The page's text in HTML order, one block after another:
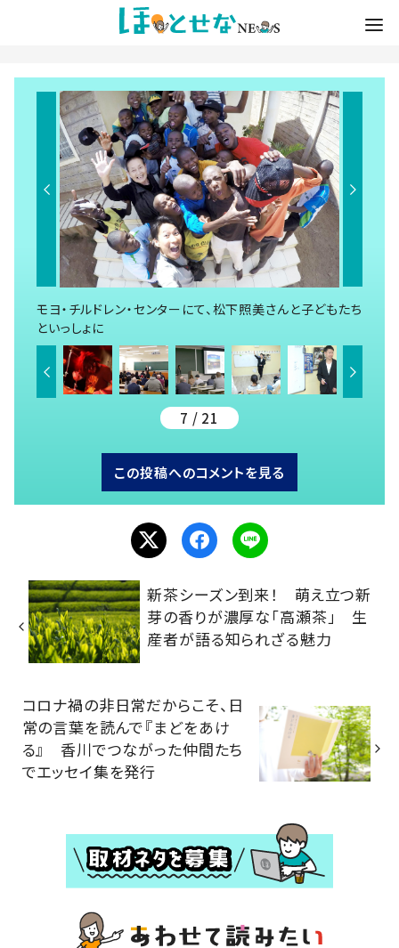
モヨ・チルドレン・センターにて、松下照美さんと子どもたち
といっしょに
7 / 21
この投稿へのコメントを見る
新茶シーズン到来！ 萌え立つ新
芽の香りが濃厚な「高瀬茶」 生
産者が語る知られざる魅力
コロナ禍の非日常だからこそ、日
常の言葉を読んで『まどをあけ
る』 香川でつながった仲間たち
でエッセイ集を発行